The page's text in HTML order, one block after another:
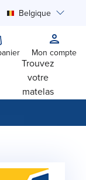
Belgique
Mon compte
Trouvez
votre
matelas